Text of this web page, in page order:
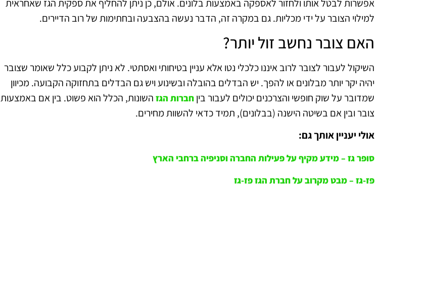
אפשרות לבטל אותו ולחזור לאספקה באמצעות בלונים. אולם, כן ניתן להחליף את ספקית הגז שאחראית
למילוי הצובר על ידי מכליות. גם במקרה זה, הדבר נעשה בהצבעה ובחתימות של רוב הדיירים.
האם צובר נחשב זול יותר?
השיקול לעבור לצובר לרוב איננו כלכלי נטו אלא עניין בטיחותי ואסתטי. לא ניתן לקבוע כלל שאומר שצובר
יהיה יקר יותר מבלונים או להפך. יש הבדלים בהובלה ובשינוע ויש גם הבדלים בתחזוקה הקבועה. מכיוון
שמדובר על שוק חופשי והצרכנים יכולים לעבור בין חברות הגז השונות, הכלל הוא פשוט. בין אם באמצעות
צובר ובין אם בשיטה הישנה (בבלונים), תמיד כדאי להשוות מחירים.
אולי יעניין אותך גם:
סופר גז – מידע מקיף על פעילות החברה וסניפיה ברחבי הארץ
פז-גז – מבט מקרוב על חברת הגז פז-גז